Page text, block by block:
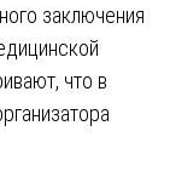
заключения
что в